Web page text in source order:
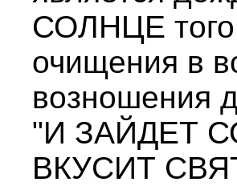
СОЛНЦЕ того
очищения в
возношения
"И ЗАЙДЕТ
ВКУСИТ